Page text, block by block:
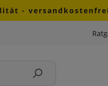
- versandkostenfrei